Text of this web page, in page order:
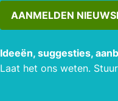
AANMELDEN
Ideeën, suggesties,
Laat het ons weten.